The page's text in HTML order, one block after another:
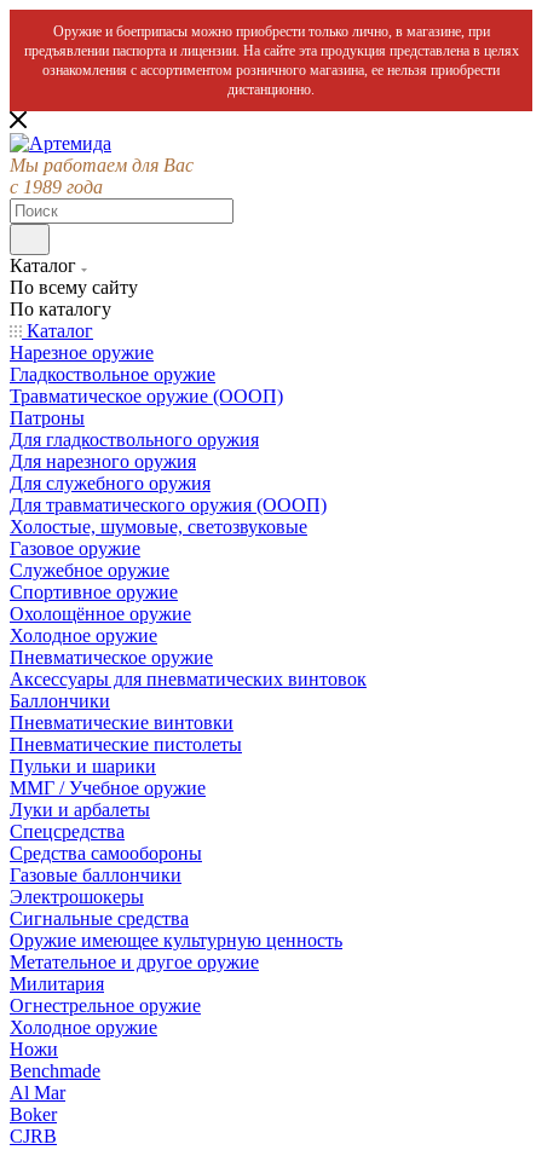
Оружие и боеприпасы можно приобрести только лично, в магазине, при
предъявлении паспорта и лицензии. На сайте эта продукция представлена в целях
ознакомления с ассортиментом розничного магазина, ее нельзя приобрести
дистанционно.
Мы работаем для Вас
с 1989 года
Каталог
По всему сайту
По каталогу
Каталог
Нарезное оружие
Гладкоствольное оружие
Травматическое оружие (ОООП)
Патроны
Для гладкоствольного оружия
Для нарезного оружия
Для служебного оружия
Для травматического оружия (ОООП)
Холостые, шумовые, светозвуковые
Газовое оружие
Служебное оружие
Спортивное оружие
Охолощённое оружие
Холодное оружие
Пневматическое оружие
Аксессуары для пневматических винтовок
Баллончики
Пневматические винтовки
Пневматические пистолеты
Пульки и шарики
ММГ / Учебное оружие
Луки и арбалеты
Спецсредства
Средства самообороны
Газовые баллончики
Электрошокеры
Сигнальные средства
Оружие имеющее культурную ценность
Метательное и другое оружие
Милитария
Огнестрельное оружие
Холодное оружие
Ножи
Benchmade
Al Mar
Boker
CJRB